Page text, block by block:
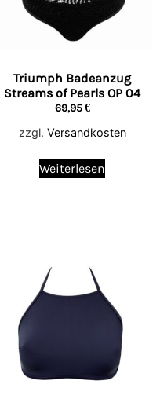
Triumph Badeanzug
Streams of Pearls OP 04
69,95€
zzgl. Versandkosten
Weiterlesen